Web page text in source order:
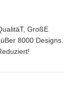
GroßE
8000 Designs.